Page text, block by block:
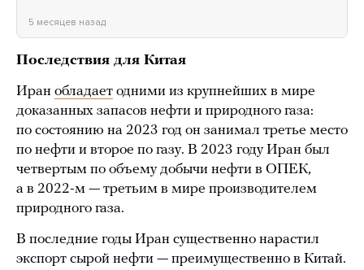
5 месяцев назад
Последствия для Китая
Иран обладает одними из крупнейших в мире
доказанных запасов нефти и природного газа:
по состоянию на 2023 год он занимал третье место
по нефти и второе по газу. В 2023 году Иран был
четвертым по объему добычи нефти в ОПЕК,
а в 2022-м — третьим в мире производителем
природного газа.
В последние годы Иран существенно нарастил
экспорт сырой нефти — преимущественно в Китай.